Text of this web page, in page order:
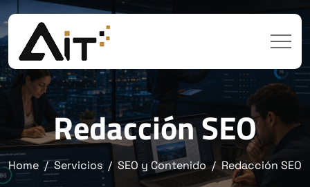
Redacción SEO
Home Servicios SEO y Contenido Redacción SEO